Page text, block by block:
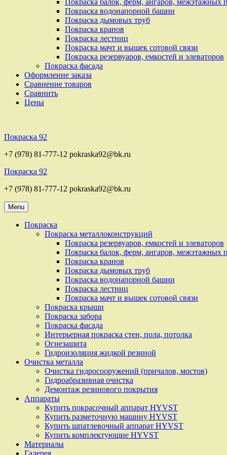
Покраска балок, ферм, ангаров, межэтажных
Покраска водонапорной башни
Покраска дымовых труб
Покраска кранов
Покраска лестниц
Покраска мачт и вышек сотовой связи
Покраска резервуаров, емкостей и элеваторов
Покраска фасада
Оформление заказа
Сравнение товаров
Сравнить
Цены
Покраска 92
+7 (978) 81-777-12 pokraska92@bk.ru
Покраска 92
+7 (978) 81-777-12 pokraska92@bk.ru
Menu
Покраска
Покраска металлоконструкций
Покраска резервуаров, емкостей и элеваторов
Покраска балок, ферм, ангаров, межэтажных
Покраска кранов
Покраска дымовых труб
Покраска водонапорной башни
Покраска лестниц
Покраска мачт и вышек сотовой связи
Покраска крыши
Покраска забора
Покраска фасада
Интерьерная покраска стен, пола, потолка
Огнезащита
Гидроизоляция жидкой резиной
Очистка металла
Очистка гидросооружений (причалов, мостов)
Гидроабразивная очистка
Демонтаж резинового покрытия
Аппараты
Купить покрасочный аппарат HYVST
Купить разметочную машину HYVST
Купить шпатлевочный аппарат HYVST
Купить комплектующие HYVST
Материалы
Галерея